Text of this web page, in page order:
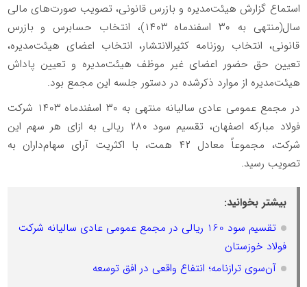
استماع گزارش هیئت‌مدیره و بازرس قانونی، تصویب صورت‌های مالی
سال(منتهی به ۳۰ اسفندماه ۱۴۰۳)، انتخاب حسابرس و بازرس
قانونی، انتخاب روزنامه کثیر‌الانتشار، انتخاب اعضای هیئت‌مدیره،
تعیین حق حضور اعضای غیر موظف هیئت‌مدیره و تعیین پاداش
هیئت‌مدیره از موارد ذکرشده در دستور جلسه این مجمع بود.
در مجمع عمومی عادی سالیانه منتهی به ۳۰ اسفندماه ۱۴۰۳ شرکت
فولاد مبارکه اصفهان، تقسیم سود ۲۸۰ ریالی به ازای هر سهم این
شرکت، مجموعاً معادل ۴۲ همت، با اکثریت آرای سهام‌داران به
تصویب رسید.
بیشتر بخوانید:
تقسیم سود 160 ریالی در مجمع عمومی عادی سالیانه شرکت
فولاد خوزستان
آن‌سوی ترازنامه؛ انتفاع واقعی در افق توسعه